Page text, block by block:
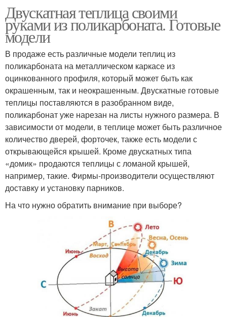
Двускатная теплица своими
руками из поликарбоната. Готовые
модели
В продаже есть различные модели теплиц из
поликарбоната на металлическом каркасе из
оцинкованного профиля, который может быть как
окрашенным, так и неокрашенным. Двускатные готовые
теплицы поставляются в разобранном виде,
поликарбонат уже нарезан на листы нужного размера. В
зависимости от модели, в теплице может быть различное
количество дверей, форточек, также есть модели с
открывающейся крышей. Кроме двускатных типа
«домик» продаются теплицы с ломаной крышей,
например, такие. Фирмы-производители осуществляют
доставку и установку парников.
На что нужно обратить внимание при выборе?